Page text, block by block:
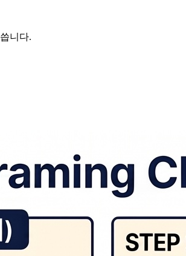
니다.